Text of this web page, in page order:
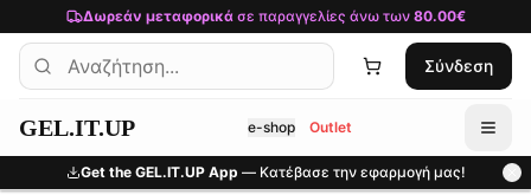
Μετάβαση στο κύριο περιεχόμενο
Δωρεάν μεταφορικάσε παραγγελίες άνω των 80.00€
Σύνδεση
GEL.IT.UP e-shop Outlet
Get the GEL.IT.UP App — Κατέβασε την εφαρμογή μας!